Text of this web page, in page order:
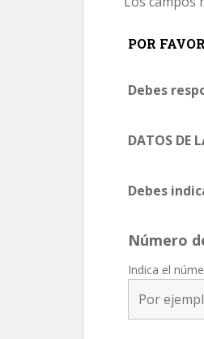
POR
Debes
DATOS DE
Debes
Número
Indica el